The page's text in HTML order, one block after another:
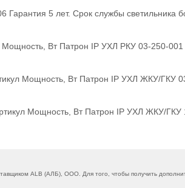
5 лет. Срок службы светильника
Вт Патрон IP УХЛ РКУ 03-250-
Мощность, Вт Патрон IP УХЛ ЖКУ/ГКУ
Мощность, Вт Патрон IP УХЛ ЖКУ/
ALB (АЛБ), ООО. Для того, чтобы получить